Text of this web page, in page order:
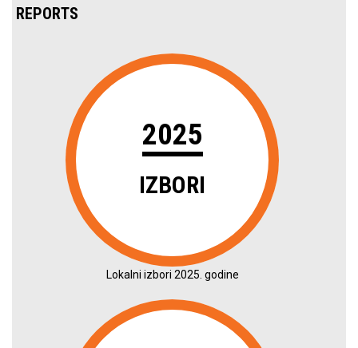
REPORTS
2025
IZBORI
Lokalni izbori 2025. godine